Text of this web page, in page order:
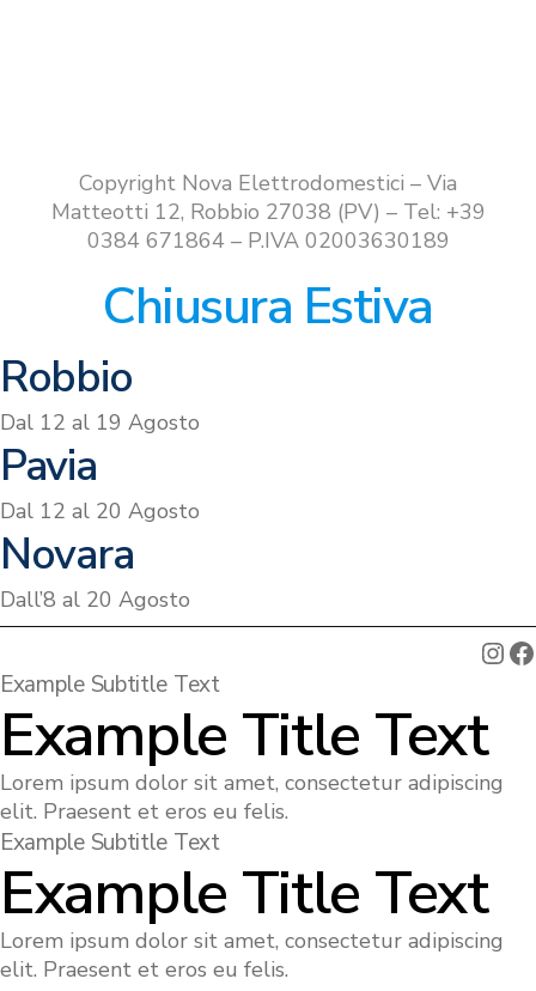
Copyright Nova Elettrodomestici – Via
Matteotti 12, Robbio 27038 (PV) – Tel: +39
0384 671864 – P.IVA 02003630189
Chiusura Estiva
Robbio
Dal 12 al 19 Agosto
Pavia
Dal 12 al 20 Agosto
Novara
Dall’8 al 20 Agosto
Example Subtitle Text
Example Title Text
Lorem ipsum dolor sit amet, consectetur adipiscing
elit. Praesent et eros eu felis.
Example Subtitle Text
Example Title Text
Lorem ipsum dolor sit amet, consectetur adipiscing
elit. Praesent et eros eu felis.